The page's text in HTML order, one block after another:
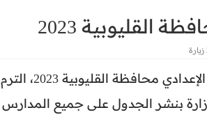
2023
أعلنت مديرية التربية والتعليم عن جدول امتحانات الصف الثالث الإعدادي محافظة القليوبية 2023، الترم
بنشر الجدول على جميع المدارس